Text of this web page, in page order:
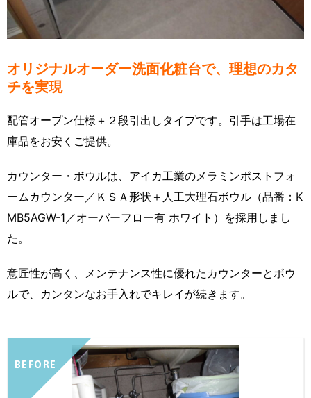
オリジナルオーダー洗面化粧台で、理想のカタ
チを実現
配管オープン仕様＋２段引出しタイプです。引手は工場在
庫品をお安くご提供。
カウンター・ボウルは、アイカ工業のメラミンポストフォ
ームカウンター／ＫＳＡ形状＋人工大理石ボウル（品番：K
MB5AGW-1／オーバーフロー有 ホワイト）を採用しまし
た。
意匠性が高く、メンテナンス性に優れたカウンターとボウ
ルで、カンタンなお手入れでキレイが続きます。
BEFORE